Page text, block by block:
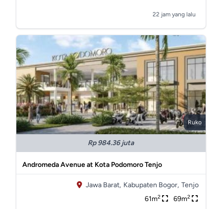
22 jam yang lalu
Ruko
Rp 984.36 juta
Andromeda Avenue at Kota Podomoro Tenjo
Jawa Barat, Kabupaten Bogor, Tenjo
61m2 69m2